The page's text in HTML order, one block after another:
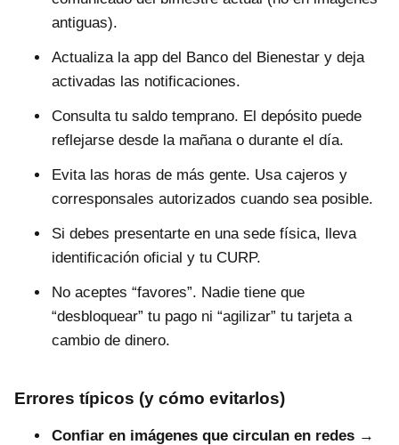
antiguas).
Actualiza la app del Banco del Bienestar y deja
activadas las notificaciones.
Consulta tu saldo temprano. El depósito puede
reflejarse desde la mañana o durante el día.
Evita las horas de más gente. Usa cajeros y
corresponsales autorizados cuando sea posible.
Si debes presentarte en una sede física, lleva
identificación oficial y tu CURP.
No aceptes “favores”. Nadie tiene que
“desbloquear” tu pago ni “agilizar” tu tarjeta a
cambio de dinero.
Errores típicos (y cómo evitarlos)
Confiar en imágenes que circulan en redes →